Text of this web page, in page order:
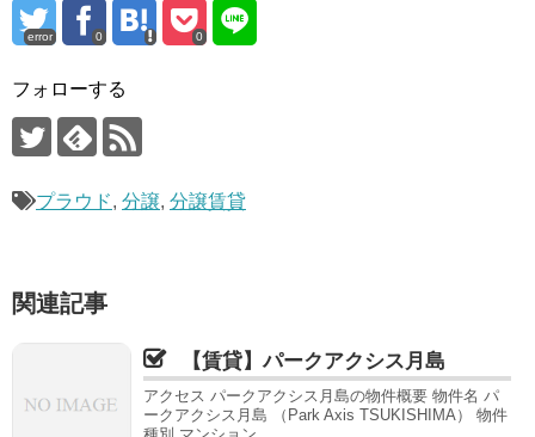
error 0 0
フォローする
プラウド, 分譲, 分譲賃貸
関連記事
【賃貸】パークアクシス月島
アクセス パークアクシス月島の物件概要 物件名 パ
ークアクシス月島 （Park Axis TSUKISHIMA） 物件